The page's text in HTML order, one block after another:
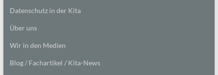
Datenschutz in der Kita
Über uns
Wir in den Medien
Blog / Fachartikel / Kita-News